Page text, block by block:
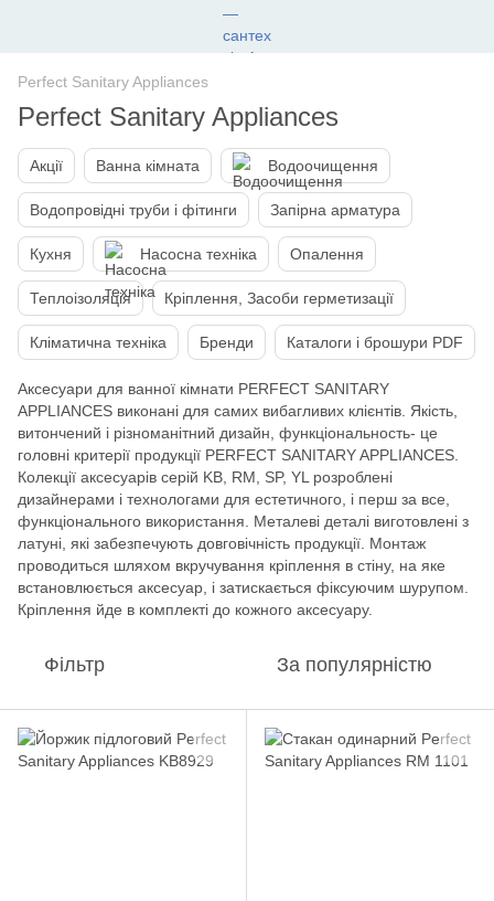
Perfect Sanitary Appliances
Perfect Sanitary Appliances
Акції Ванна кімната Водоочищення
Водопровідні труби і фітинги Запірна арматура
Кухня Насосна техніка Опалення
Теплоізоляція Кріплення, Засоби герметизації
Кліматична техніка Бренди Каталоги і брошури PDF
Аксесуари для ванної кімнати PERFECT SANITARY
APPLIANCES виконані для самих вибагливих клієнтів. Якість,
витончений і різноманітний дизайн, функціональность- це
головні критерії продукції PERFECT SANITARY APPLIANCES.
Колекції аксесуарів серій KB, RM, SP, YL розроблені
дизайнерами і технологами для естетичного, і перш за все,
функціонального використання. Металеві деталі виготовлені з
латуні, які забезпечують довговічність продукції. Монтаж
проводиться шляхом вкручування кріплення в стіну, на яке
встановлюється аксесуар, і затискається фіксуючим шурупом.
Кріплення йде в комплекті до кожного аксесуару.
Фільтр За популярністю